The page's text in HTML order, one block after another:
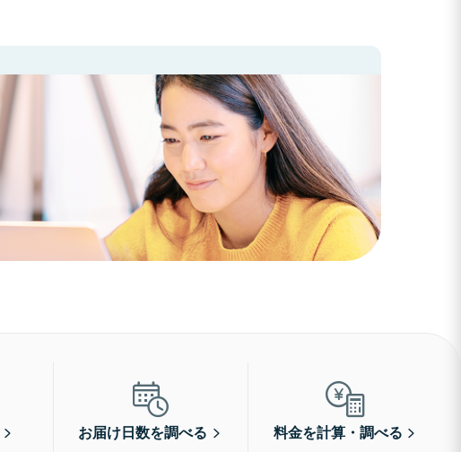
お届け日数を調べる 料金を計算・調べる